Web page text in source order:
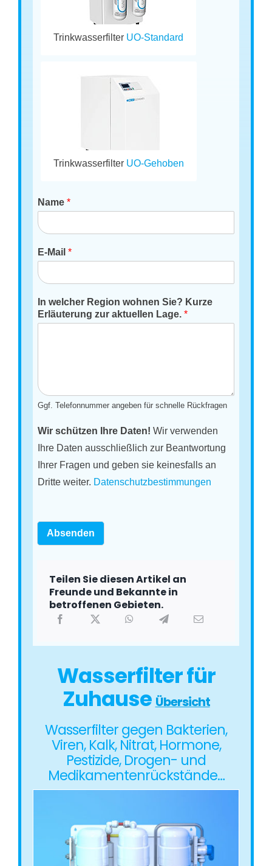
Trinkwasserfilter UO-Standard
Trinkwasserfilter UO-Gehoben
Name*
E-Mail*
In welcher Region wohnen Sie? Kurze
Erläuterung zur aktuellen Lage.*
Ggf. Telefonnummer angeben für schnelle Rückfragen
Wir schützen Ihre Daten! Wir verwenden
Ihre Daten ausschließlich zur Beantwortung
Ihrer Fragen und geben sie keinesfalls an
Dritte weiter. Datenschutzbestimmungen
Absenden
Teilen Sie diesen Artikel an
Freunde und Bekannte in
betroffenen Gebieten.
Wasserfilter für
ZuhauseÜbersicht
Wasserfilter gegen Bakterien,
Viren, Kalk, Nitrat, Hormone,
Pestizide, Drogen- und
Medikamentenrückstände…